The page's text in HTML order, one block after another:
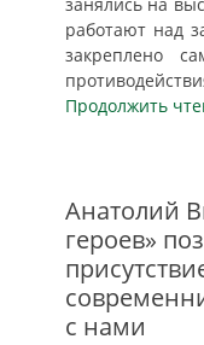
работают над
закреплено
Продолжить
Анатолий
героев»
с нами